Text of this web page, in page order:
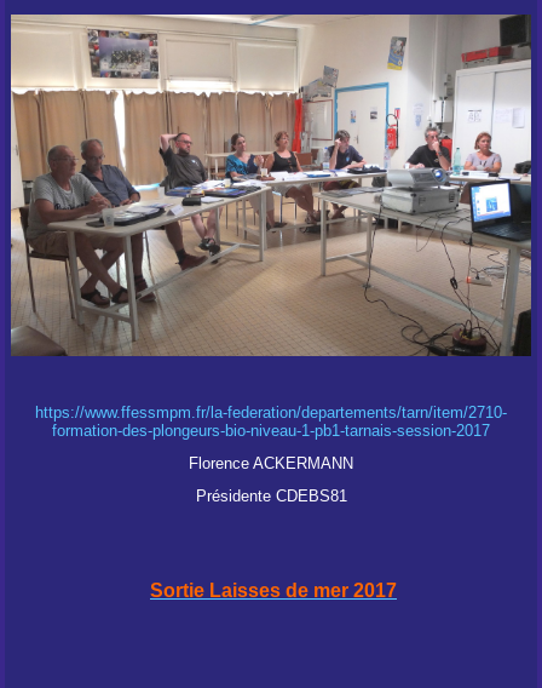
https://www.ffessmpm.fr/la-federation/departements/tarn/item/2710-
formation-des-plongeurs-bio-niveau-1-pb1-tarnais-session-2017
Florence ACKERMANN
Présidente CDEBS81
Sortie Laisses de mer 2017